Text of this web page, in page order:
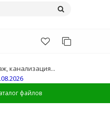
канализация...
файлов